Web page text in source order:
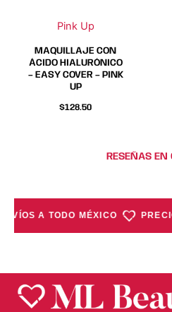
Pink Up
pueden
elegir
en
la
de
MAQUILLAJE CON
ÁCIDO HIALURÓNICO
– EASY COVER – PINK
UP
$128.50
pueden
elegir
en
la
de
RESEÑAS EN
A TODO MÉXICO